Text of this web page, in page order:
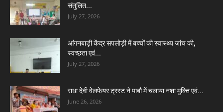
संतुलित...
July 27, 2026
आंगनबाड़ी केंद्र सपलोड़ी में बच्चों की स्वास्थ्य जांच की,
स्वच्छता एवं...
July 27, 2026
राधा देवी वेलफेयर ट्रस्ट ने पाबौ में चलाया नशा मुक्ति एवं...
June 26, 2026